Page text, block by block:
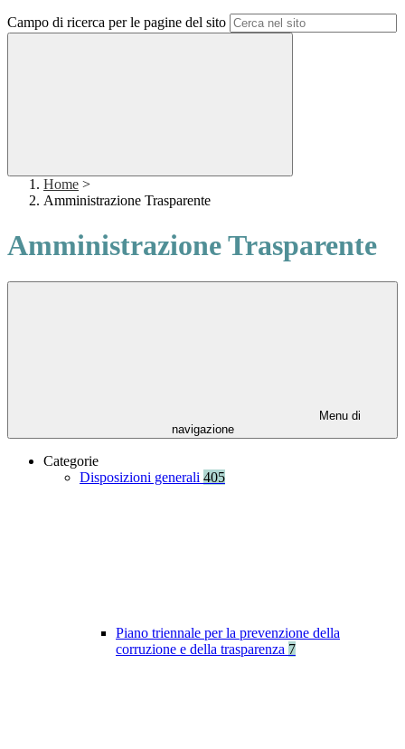
Campo di ricerca per le pagine del sito
Home >
Amministrazione Trasparente
Amministrazione Trasparente
Menu di
navigazione
Categorie
Disposizioni generali 405
Piano triennale per la prevenzione della
corruzione e della trasparenza 7